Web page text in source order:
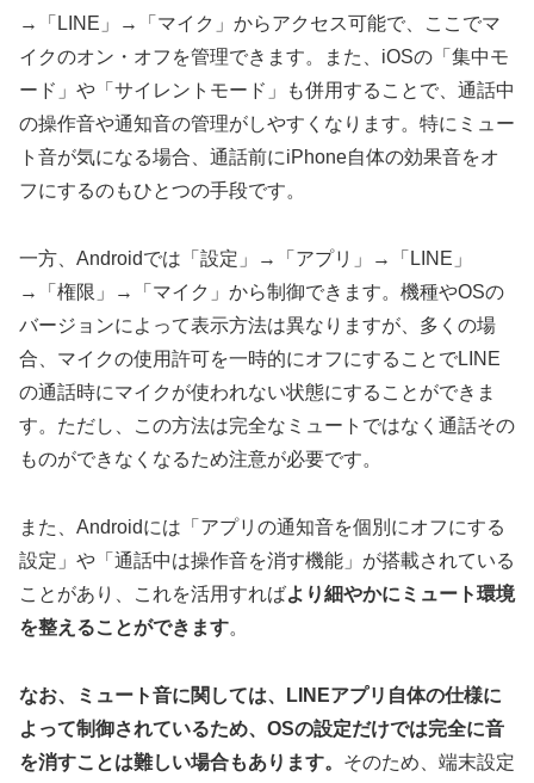
→「LINE」→「マイク」からアクセス可能で、ここでマ
イクのオン・オフを管理できます。また、iOSの「集中モ
ード」や「サイレントモード」も併用することで、通話中
の操作音や通知音の管理がしやすくなります。特にミュー
ト音が気になる場合、通話前にiPhone自体の効果音をオ
フにするのもひとつの手段です。
一方、Androidでは「設定」→「アプリ」→「LINE」
→「権限」→「マイク」から制御できます。機種やOSの
バージョンによって表示方法は異なりますが、多くの場
合、マイクの使用許可を一時的にオフにすることでLINE
の通話時にマイクが使われない状態にすることができま
す。ただし、この方法は完全なミュートではなく通話その
ものができなくなるため注意が必要です。
また、Androidには「アプリの通知音を個別にオフにする
設定」や「通話中は操作音を消す機能」が搭載されている
ことがあり、これを活用すればより細やかにミュート環境
を整えることができます。
なお、ミュート音に関しては、LINEアプリ自体の仕様に
よって制御されているため、OSの設定だけでは完全に音
を消すことは難しい場合もあります。 そのため、端末設定